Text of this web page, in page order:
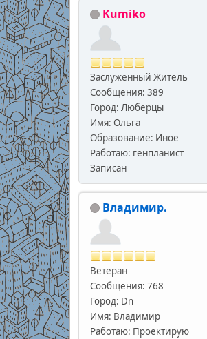
Kumiko
Заслуженный Житель
Сообщения: 389
Город: Люберцы
Имя: Ольга
Образование: Иное
Работаю: генпланист
Записан
Владимир.
Ветеран
Сообщения: 768
Город: Dn
Имя: Владимир
Работаю: Проектирую